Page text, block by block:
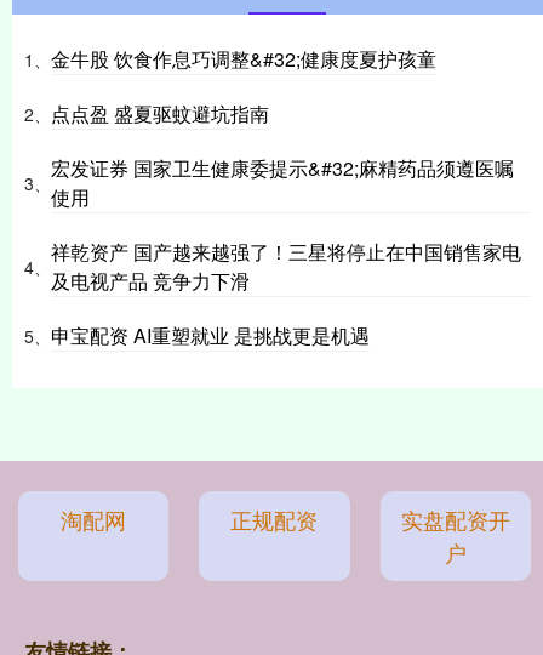
1、 金牛股 饮食作息巧调整&#32;健康度夏护孩童
2、 点点盈 盛夏驱蚊避坑指南
3、
宏发证券 国家卫生健康委提示&#32;麻精药品须遵医嘱
使用
4、
祥乾资产 国产越来越强了！三星将停止在中国销售家电
及电视产品 竞争力下滑
5、 申宝配资 AI重塑就业 是挑战更是机遇
淘配网 正规配资
实盘配资开
户